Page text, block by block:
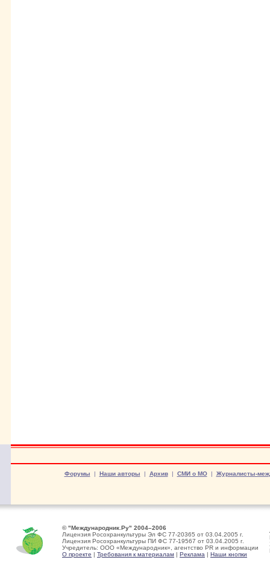
Форумы | Наши авторы | Архив| СМИ о МО| Журналисты-
© "Международник.Ру" 2004–2006
Лицензия Росохранкультуры Эл ФС 77-20365 от 03.04.2005 г.
Лицензия Росохранкультуры ПИ ФС 77-19567 от 03.04.2005 г.
Учредитель: ООО «Международник», агентство PR и информации
О проекте | Требования к материалам | Реклама | Наши кнопки